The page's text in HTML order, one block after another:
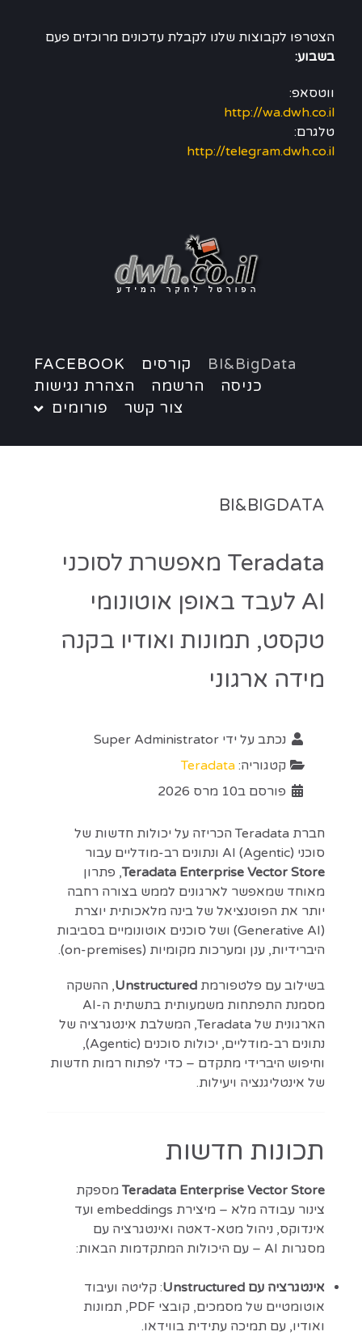
הצטרפו לקבוצות שלנו לקבלת עדכונים מרוכזים פעם
בשבוע:
ווטסאפ:
http://wa.dwh.co.il
טלגרם:
http://telegram.dwh.co.il
BI&BigData קורסים
FACEBOOK
כניסה
הרשמה
הצהרת נגישות
צור קשר
פורומים
BI&BIGDATA
Teradata מאפשרת לסוכני
AI לעבד באופן אוטונומי
טקסט, תמונות ואודיו בקנה
מידה ארגוני
נכתב על ידי Super Administrator
קטגוריה: Teradata
פורסם ב10 מרס 2026
חברת Teradata הכריזה על יכולות חדשות של
סוכני AI (Agentic) ונתונים רב-מודליים עבור
Teradata Enterprise Vector Store, פתרון
מאוחד שמאפשר לארגונים לממש בצורה רחבה
יותר את הפוטנציאל של בינה מלאכותית יוצרת
(Generative AI) ושל סוכנים אוטונומיים בסביבות
היברידיות, ענן ומערכות מקומיות (on-premises).
בשילוב עם פלטפורמת Unstructured, ההשקה
מסמנת התפתחות משמעותית בתשתית ה-AI
הארגונית של Teradata, המשלבת אינטגרציה של
נתונים רב-מודליים, יכולות סוכנים (Agentic),
וחיפוש היברידי מתקדם – כדי לפתוח רמות חדשות
של אינטליגנציה ויעילות.
תכונות חדשות
Teradata Enterprise Vector Storeמספקת
צינור עבודה מלא – מיצירת embeddings ועד
אינדוקס, ניהול מטא-דאטה ואינטגרציה עם
מסגרות AI – עם היכולות המתקדמות הבאות:
אינטגרציה עם Unstructured
: קליטה ועיבוד
אוטומטיים של מסמכים, קובצי PDF, תמונות
ואודיו, עם תמיכה עתידית בווידאו.